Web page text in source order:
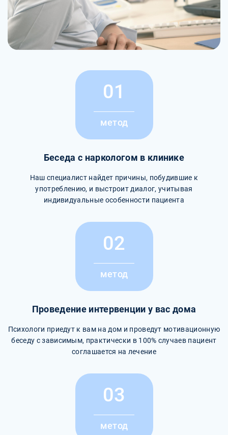
01
метод
Беседа с наркологом в клинике
Наш специалист найдет причины, побудившие к
употреблению, и выстроит диалог, учитывая
индивидуальные особенности пациента
02
метод
Проведение интервенции у вас дома
Психологи приедут к вам на дом и проведут мотивационную
беседу с зависимым, практически в 100% случаев пациент
соглашается на лечение
03
метод